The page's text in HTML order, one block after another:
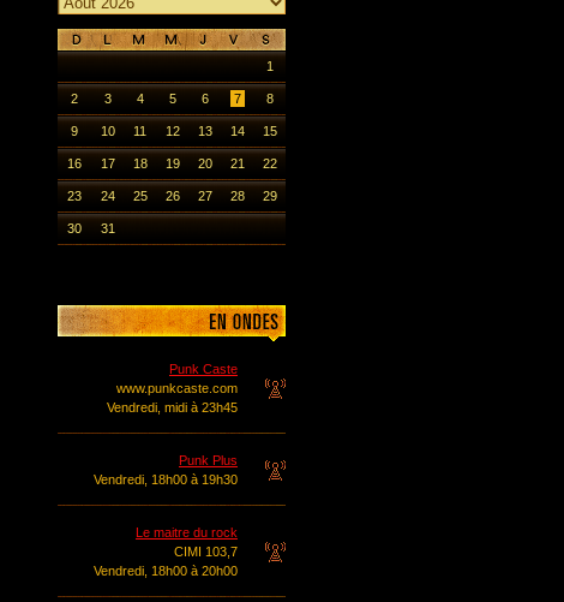
1
2 3 4 5 6 7 8
9 10 11 12 13 14 15
16 17 18 19 20 21 22
23 24 25 26 27 28 29
30 31
Punk Caste
www.punkcaste.com
Vendredi, midi à 23h45
Punk Plus
Vendredi, 18h00 à 19h30
Le maitre du rock
CIMI 103,7
Vendredi, 18h00 à 20h00